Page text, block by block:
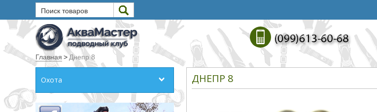
Поиск товаров
Текст
Все слова
Главная >Днепр 8
Охота ДНЕПР 8